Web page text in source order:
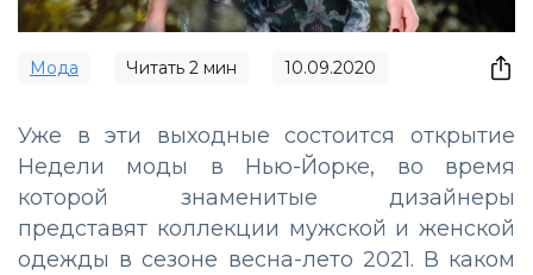
Мода Читать 2 мин 10.09.2020
Уже в эти выходные состоится открытие
Недели моды в Нью-Йорке, во время
которой знаменитые дизайнеры
представят коллекции мужской и женской
одежды в сезоне весна-лето 2021. В каком